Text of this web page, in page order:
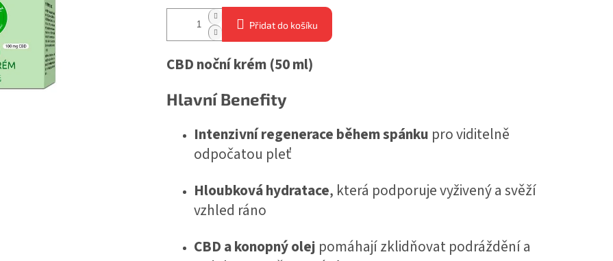
Přidat do košíku
CBD noční krém (50 ml)
Hlavní Benefity
Intenzivní regenerace během spánku pro viditelně
odpočatou pleť
Hloubková hydratace, která podporuje vyživený a svěží
vzhled ráno
CBD a konopný olej pomáhají zklidňovat podráždění a